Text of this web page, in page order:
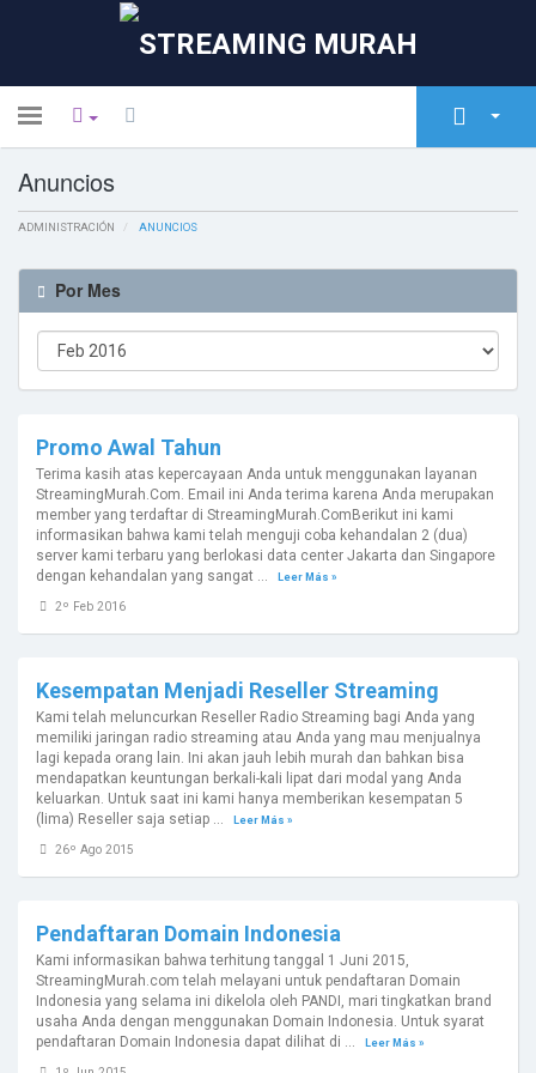
Toggle
Área de Clientes
Tienda
Contáctenos
Anuncios
ADMINISTRACIÓN ANUNCIOS
Por Mes
Promo Awal Tahun
Terima kasih atas kepercayaan Anda untuk menggunakan layanan
StreamingMurah.Com. Email ini Anda terima karena Anda merupakan
member yang terdaftar di StreamingMurah.ComBerikut ini kami
informasikan bahwa kami telah menguji coba kehandalan 2 (dua)
server kami terbaru yang berlokasi data center Jakarta dan Singapore
dengan kehandalan yang sangat ...
Leer Más »
2º Feb 2016
Kesempatan Menjadi Reseller Streaming
Kami telah meluncurkan Reseller Radio Streaming bagi Anda yang
memiliki jaringan radio streaming atau Anda yang mau menjualnya
lagi kepada orang lain. Ini akan jauh lebih murah dan bahkan bisa
mendapatkan keuntungan berkali-kali lipat dari modal yang Anda
keluarkan. Untuk saat ini kami hanya memberikan kesempatan 5
(lima) Reseller saja setiap ...
Leer Más »
26º Ago 2015
Pendaftaran Domain Indonesia
Kami informasikan bahwa terhitung tanggal 1 Juni 2015,
StreamingMurah.com telah melayani untuk pendaftaran Domain
Indonesia yang selama ini dikelola oleh PANDI, mari tingkatkan brand
usaha Anda dengan menggunakan Domain Indonesia. Untuk syarat
pendaftaran Domain Indonesia dapat dilihat di ...
Leer Más »